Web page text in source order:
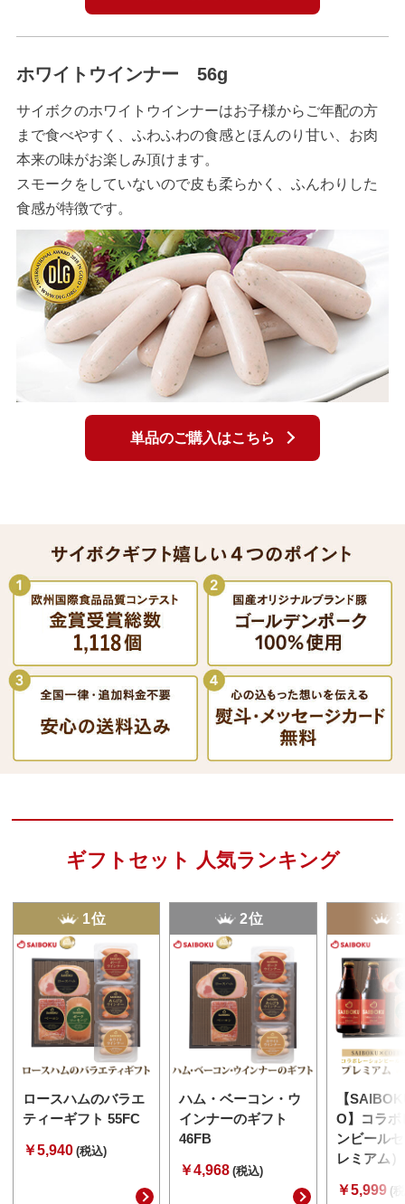
ホワイトウインナー 56g
サイボクのホワイトウインナーはお子様からご年配の方
まで食べやすく、ふわふわの食感とほんのり甘い、お肉
本来の味がお楽しみ頂けます。
スモークをしていないので皮も柔らかく、ふんわりした
食感が特徴です。
単品のご購入はこちら
ギフトセット 人気ランキング
1位
ロースハムのバラエ
ティーギフト 55FC
￥5,940 (税込)
2位
ハム・ベーコン・ウ
インナーのギフト
46FB
￥4,968 (税込)
【
O】コラボ
ンビール
レミアム
￥5,999 (